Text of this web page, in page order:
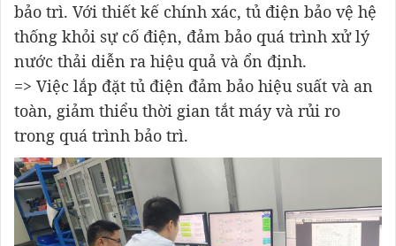
bảo trì. Với thiết kế chính xác, tủ điện bảo vệ hệ
thống khỏi sự cố điện, đảm bảo quá trình xử lý
nước thải diễn ra hiệu quả và ổn định.
=> Việc lắp đặt tủ điện đảm bảo hiệu suất và an
toàn, giảm thiểu thời gian tắt máy và rủi ro
trong quá trình bảo trì.